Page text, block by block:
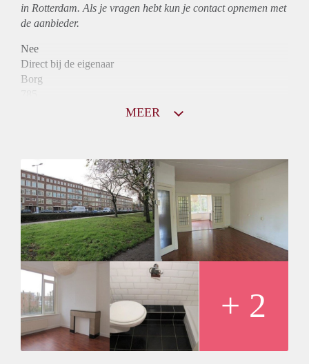
in Rotterdam. Als je vragen hebt kun je contact opnemen met
de aanbieder.
Nee
Direct bij de eigenaar
Borg
Inkomen eis
N.V.T.
Huurtermijn
Onbepaalde termijn
Oplevering
Kaal
MEER
+ 2